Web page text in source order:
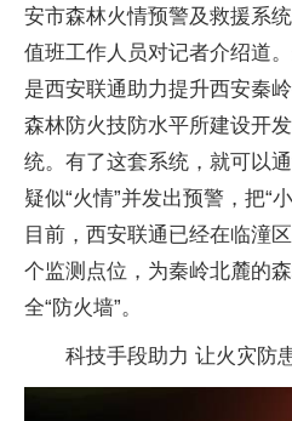
安市森林火情预警及救援系
值班工作人员对记者介绍道。
是西安联通助力提升西安秦
森林防火技防水平所建设开
统。有了这套系统，就可以
疑似“火情”并发出预警，把“
目前，西安联通已经在临潼
个监测点位，为秦岭北麓的
全“防火墙”。
科技手段助力 让火灾防